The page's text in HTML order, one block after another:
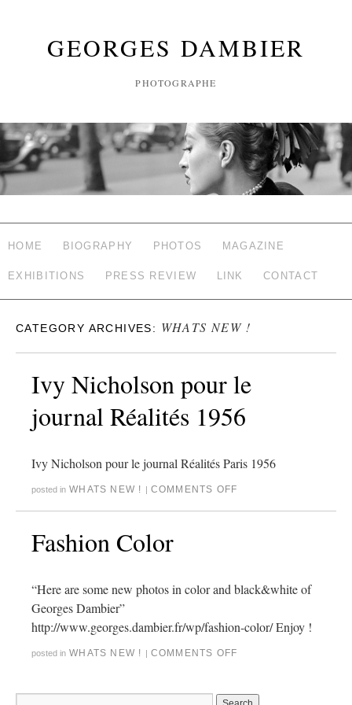
GEORGES DAMBIER
PHOTOGRAPHE
HOME BIOGRAPHY PHOTOS MAGAZINE
EXHIBITIONS PRESS REVIEW LINK CONTACT
CATEGORY ARCHIVES: WHATS NEW !
Ivy Nicholson pour le
journal Réalités 1956
Ivy Nicholson pour le journal Réalités Paris 1956
posted in WHATS NEW ! COMMENTS OFF
Fashion Color
“Here are some new photos in color and black&white of
Georges Dambier”
http://www.georges.dambier.fr/wp/fashion-color/ Enjoy !
posted in WHATS NEW ! COMMENTS OFF